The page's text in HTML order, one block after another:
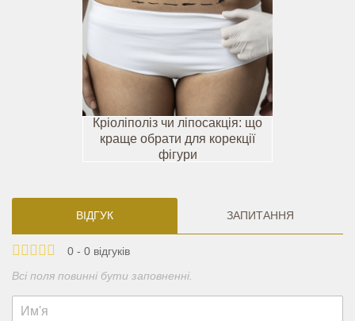
Кріоліполіз чи ліпосакція: що
краще обрати для корекції
фігури
ВІДГУК ЗАПИТАННЯ
0 - 0 відгуків
Всі поля повинні бути заповненні.